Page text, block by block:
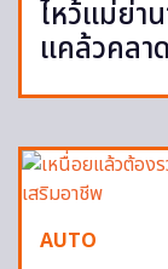
ไหว้แม่ย่า
แคล้วคลา
AUTO